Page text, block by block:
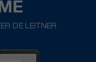
DE LEITNER